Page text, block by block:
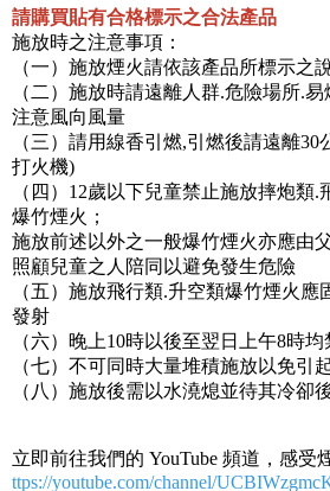
請購買貼有合格標示之合法產品
施放時之注意事項：
（一）施放煙火請依該產品所標示之
（二）施放時請遠離人群.危險場所.
注意風向風量
（三）請用線香引燃,引燃後請遠離
打火機)
（四）12歲以下兒童禁止施放摔炮類
爆竹煙火；
施放前述以外之一般爆竹煙火亦應由
照顧兒童之人陪同以避免發生危險
（五）施放飛行類.升空類爆竹煙火
發射
（六）晚上10時以後至翌日上午8時
（七）不可同時大量堆積施放以免引
（八）施放後需以水澆熄並待其冷卻
立即前往我們的 YouTube 頻道，感受
ttps://youtube.com/channel/